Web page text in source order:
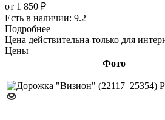
от 1 850 ₽
Есть в наличии: 9.2
Подробнее
Цена действительна только для
Цены
Фото